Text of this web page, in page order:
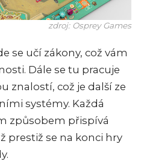
zdroj: Osprey Games
se učí zákony, což vám
Dále se tu pracuje
znalostí, což je další ze
systémy. Každá
způsobem přispívá
prestiž se na konci hry